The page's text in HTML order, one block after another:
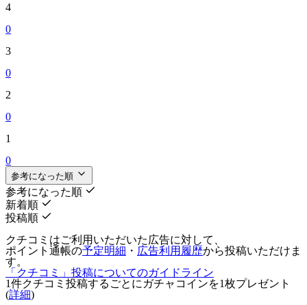
4
0
3
0
2
0
1
0
参考になった順
参考になった順
新着順
投稿順
クチコミはご利用いただいた広告に対して、
ポイント通帳の予定明細 ・ 広告利用履歴から投稿いただけま
す。
「クチコミ」投稿についてのガイドライン
1件クチコミ投稿するごとに ガチャコインを1枚プレゼント
(詳細)